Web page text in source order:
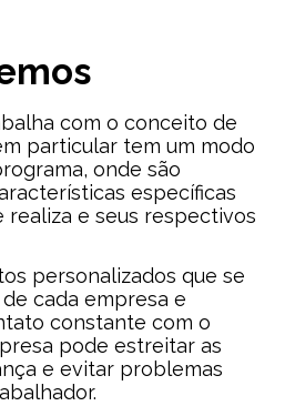
com o conceito de
particular tem um modo
onde são
específicas
realiza e seus respectivos
personalizados que se
cada empresa e
constante com o
pode estreitar as
e evitar problemas